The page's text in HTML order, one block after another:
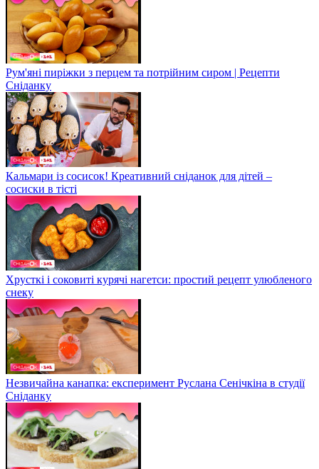
Рум'яні пиріжки з перцем та потрійним сиром | Рецепти
Сніданку
Кальмари із сосисок! Креативний сніданок для дітей –
сосиски в тісті
Хрусткі і соковиті курячі нагетси: простий рецепт улюбленого
снеку
Незвичайна канапка: експеримент Руслана Сенічкіна в студії
Сніданку